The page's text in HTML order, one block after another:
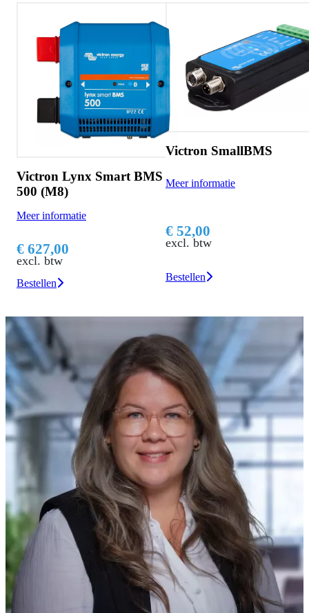
Victron Lynx Smart BMS
500 (M8)
Meer informatie
€ 627,00
excl. btw
Bestellen
Victron SmallBMS
Meer informatie
€ 52,00
excl. btw
Bestellen